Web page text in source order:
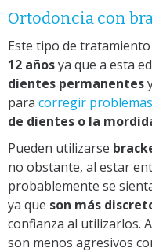
Ortodoncia con
Este tipo de
12 añosya que a esta
dientes permanentes
para corregir
de dientes o la
Pueden utilizarse
no obstante, al estar
probablemente se
ya que son más
confianza al utilizarlos.
son menos agresivos